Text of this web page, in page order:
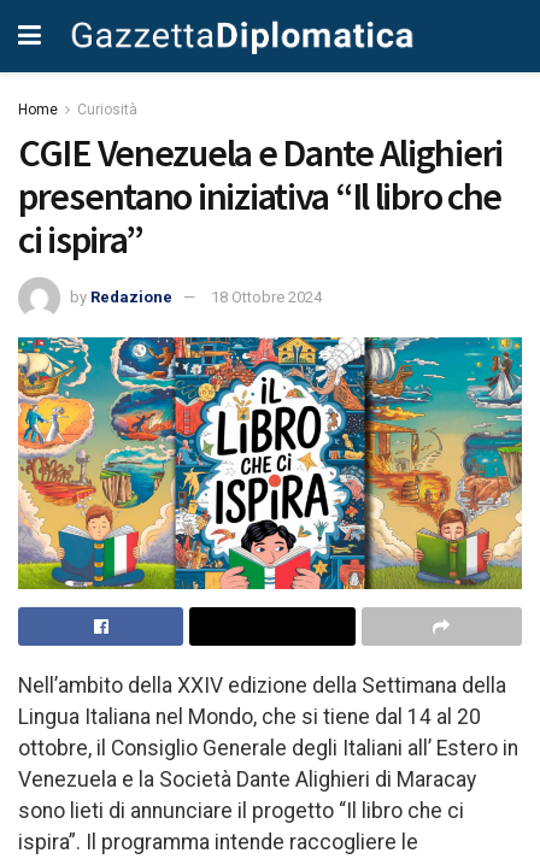
Home Curiosità
CGIE Venezuela e Dante Alighieri
presentano iniziativa “Il libro che
ci ispira”
by Redazione 18 Ottobre 2024
Nell’ambito della XXIV edizione della Settimana della
Lingua Italiana nel Mondo, che si tiene dal 14 al 20
ottobre, il Consiglio Generale degli Italiani all’ Estero in
Venezuela e la Società Dante Alighieri di Maracay
sono lieti di annunciare il progetto “Il libro che ci
ispira”. Il programma intende raccogliere le